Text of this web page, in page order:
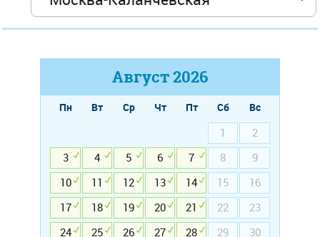
Август2026
Пн Вт Ср Чт Пт Сб
Вс
1
2
3
4 5 6 7 8
9
10
11 12 13 14 15
16
17
18 19 20 21 22
23
24
25 26 27 28 29
30